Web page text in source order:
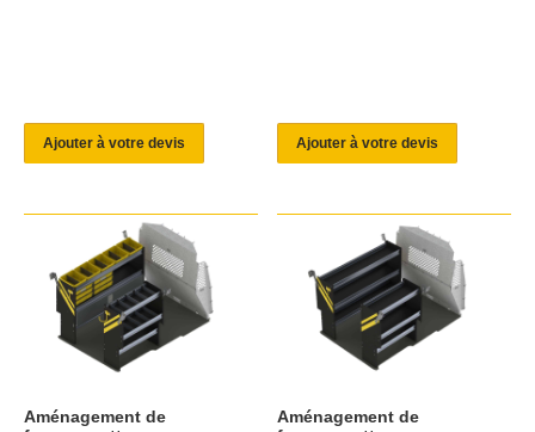
Ajouter à votre devis Ajouter à votre devis
Aménagement de
Aménagement de